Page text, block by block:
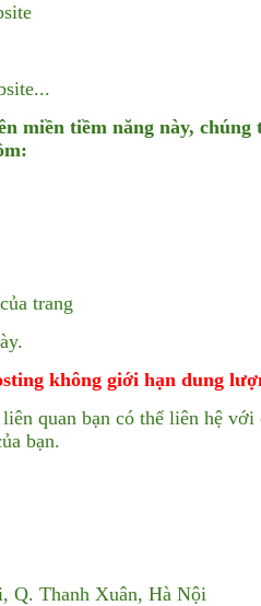
miền tiềm năng này,
trang
không giới hạn dung
quan bạn có thể liên hệ
bạn.
Q. Thanh Xuân, Hà Nội